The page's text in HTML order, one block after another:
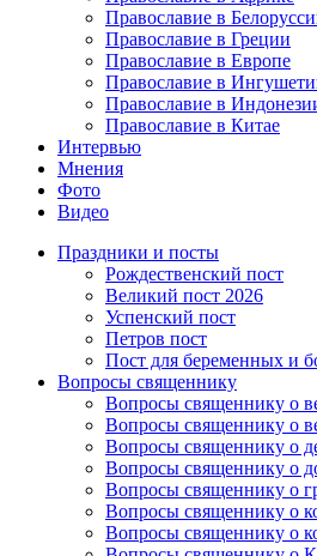
Православие в
Православие в Греции
Православие в Европе
Православие в
Православие в
Православие в Китае
Интервью
Мнения
Фото
Видео
Праздники и посты
Рождественский пост
Великий пост 2026
Успенский пост
Петров пост
Пост для беременных и
Вопросы священнику
Вопросы священнику о
Вопросы священнику о
Вопросы священнику о
Вопросы священнику о
Вопросы священнику о
Вопросы священнику о
Вопросы священнику о